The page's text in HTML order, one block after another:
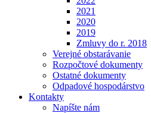
2021
2020
2019
Zmluvy do r. 2018
Verejné obstarávanie
Rozpočtové dokumenty
Ostatné dokumenty
Odpadové hospodárstvo
Kontakty
Napíšte nám